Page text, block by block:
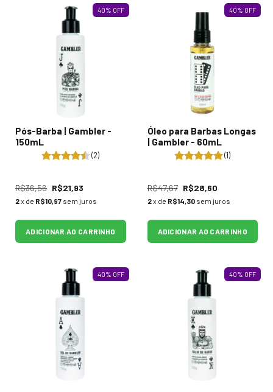
40% OFF
Pós-Barba | Gambler -
150mL
(2)
R$36,56 R$21,93
2x de R$10,97 sem juros
ADICIONAR AO CARRINHO
40% OFF
Óleo para Barbas Longas
| Gambler - 60mL
(1)
R$47,67 R$28,60
2x de R$14,30 sem juros
ADICIONAR AO CARRINHO
40% OFF 40% OFF